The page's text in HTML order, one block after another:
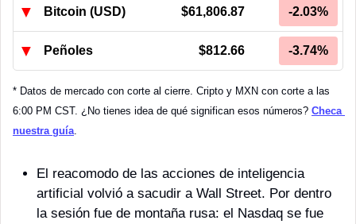
▼ Bitcoin (USD) $61,806.87 -2.03%
▼ Peñoles $812.66 -3.74%
* Datos de mercado con corte al cierre. Cripto y MXN con corte a las
6:00 PM CST. ¿No tienes idea de qué significan esos números? Checa
nuestra guía
El reacomodo de las acciones de inteligencia
artificial volvió a sacudir a Wall Street. Por dentro
la sesión fue de montaña rusa: el Nasdaq se fue